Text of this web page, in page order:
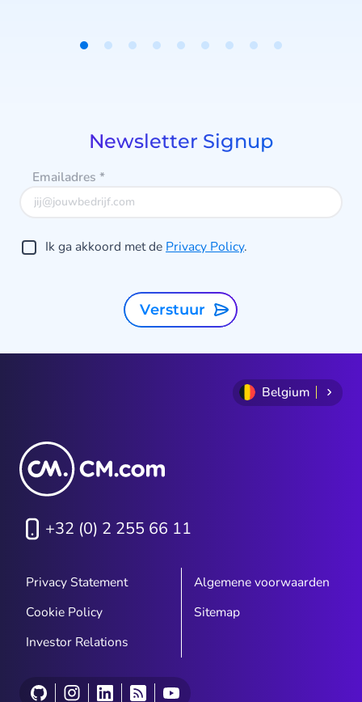
Newsletter Signup
Emailadres *
Ik ga akkoord met de Privacy Policy.
Verstuur
Belgium
+32 (0) 2 255 66 11
Privacy Statement
Algemene voorwaarden
Cookie Policy
Sitemap
Investor Relations